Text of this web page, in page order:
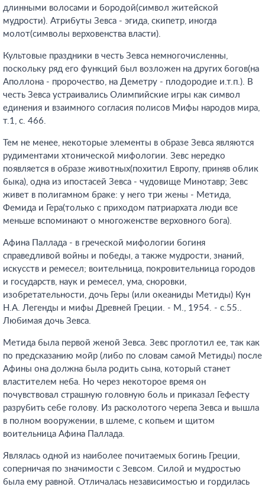
длинными волосами и бородой(символ житейской
мудрости). Атрибуты Зевса - эгида, скипетр, иногда
молот(символы верховенства власти).
Культовые праздники в честь Зевса немногочисленны,
поскольку ряд его функций был возложен на других богов(на
Аполлона - пророчество, на Деметру - плодородие и.т.п.). В
честь Зевса устраивались Олимпийские игры как символ
единения и взаимного согласия полисов Мифы народов мира,
т.1, с. 466.
Тем не менее, некоторые элементы в образе Зевса являются
рудиментами хтонической мифологии. Зевс нередко
появляется в образе животных(похитил Европу, приняв облик
быка), одна из ипостасей Зевса - чудовище Минотавр; Зевс
живет в полигамном браке: у него три жены - Метида,
Фемида и Гера(только с приходом патриархата люди все
меньше вспоминают о многоженстве верховного бога).
Афина Паллада - в греческой мифологии богиня
справедливой войны и победы, а также мудрости, знаний,
искусств и ремесел; воительница, покровительница городов
и государств, наук и ремесел, ума, сноровки,
изобретательности, дочь Геры (или океаниды Метиды) Кун
Н.А. Легенды и мифы Древней Греции. - М., 1954. - с.55..
Любимая дочь Зевса.
Метида была первой женой Зевса. Зевс проглотил ее, так как
по предсказанию мойр (либо по словам самой Метиды) после
Афины она должна была родить сына, который станет
властителем неба. Но через некоторое время он
почувствовал страшную головную боль и приказал Гефесту
разрубить себе голову. Из расколотого черепа Зевса и вышла
в полном вооружении, в шлеме, с копьем и щитом
воительница Афина Паллада.
Являлась одной из наиболее почитаемых богинь Греции,
соперничая по значимости с Зевсом. Силой и мудростью
была ему равной. Отличалась независимостью и гордилась